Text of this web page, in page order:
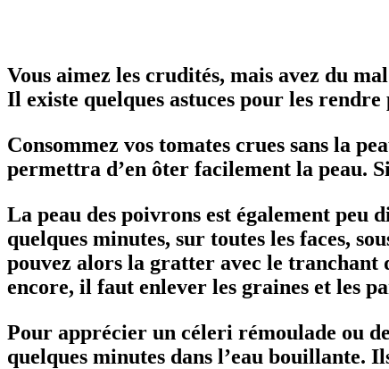
Vous aimez les crudités, mais avez du
Il existe quelques astuces pour les
Consommez vos tomates crues sans la
permettra d’en ôter facilement la peau.
La peau des poivrons est également peu
quelques minutes, sur toutes les faces,
pouvez alors la gratter avec le tranchant
encore, il faut enlever les graines et les
Pour apprécier un céleri rémoulade ou
quelques minutes dans l’eau bouillante.